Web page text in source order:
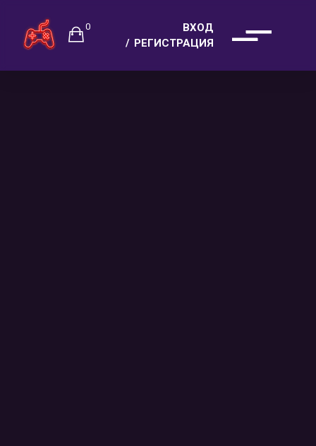
0
ВХОД
РЕГИСТРАЦИЯ